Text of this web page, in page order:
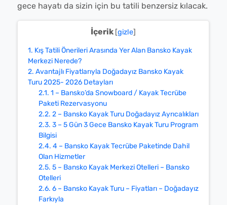
gece hayatı da sizin için bu tatili benzersiz kılacak.
İçerik [gizle]
1. Kış Tatili Önerileri Arasında Yer Alan Bansko Kayak
Merkezi Nerede?
2. Avantajlı Fiyatlarıyla Doğadayız Bansko Kayak
Turu 2025- 2026 Detayları
2.1. 1 – Bansko’da Snowboard / Kayak Tecrübe
Paketi Rezervasyonu
2.2. 2 – Bansko Kayak Turu Doğadayız Ayrıcalıkları
2.3. 3 – 5 Gün 3 Gece Bansko Kayak Turu Program
Bilgisi
2.4. 4 – Bansko Kayak Tecrübe Paketinde Dahil
Olan Hizmetler
2.5. 5 – Bansko Kayak Merkezi Otelleri – Bansko
Otelleri
2.6. 6 – Bansko Kayak Turu – Fiyatları – Doğadayız
Farkıyla